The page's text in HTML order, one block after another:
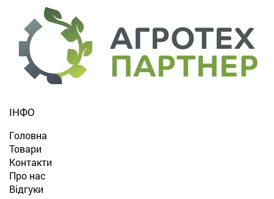
ІНФО
Головна
Товари
Контакти
Про нас
Відгуки